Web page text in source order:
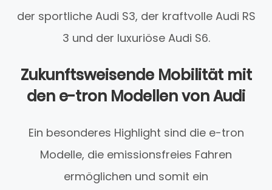
der sportliche Audi S3, der kraftvolle Audi RS
3 und der luxuriöse Audi S6.
Zukunftsweisende Mobilität mit
den e-tron Modellen von Audi
Ein besonderes Highlight sind die e-tron
Modelle, die emissionsfreies Fahren
ermöglichen und somit ein